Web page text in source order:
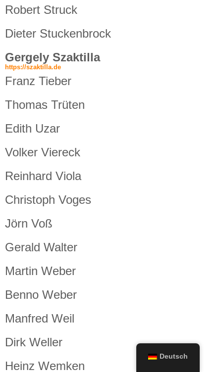
Robert Struck
Dieter Stuckenbrock
Gergely Szaktilla
https://szaktilla.de
Franz Tieber
Thomas Trüten
Edith Uzar
Volker Viereck
Reinhard Viola
Christoph Voges
Jörn Voß
Gerald Walter
Martin Weber
Benno Weber
Manfred Weil
Dirk Weller
Heinz Wemken
Deutsch